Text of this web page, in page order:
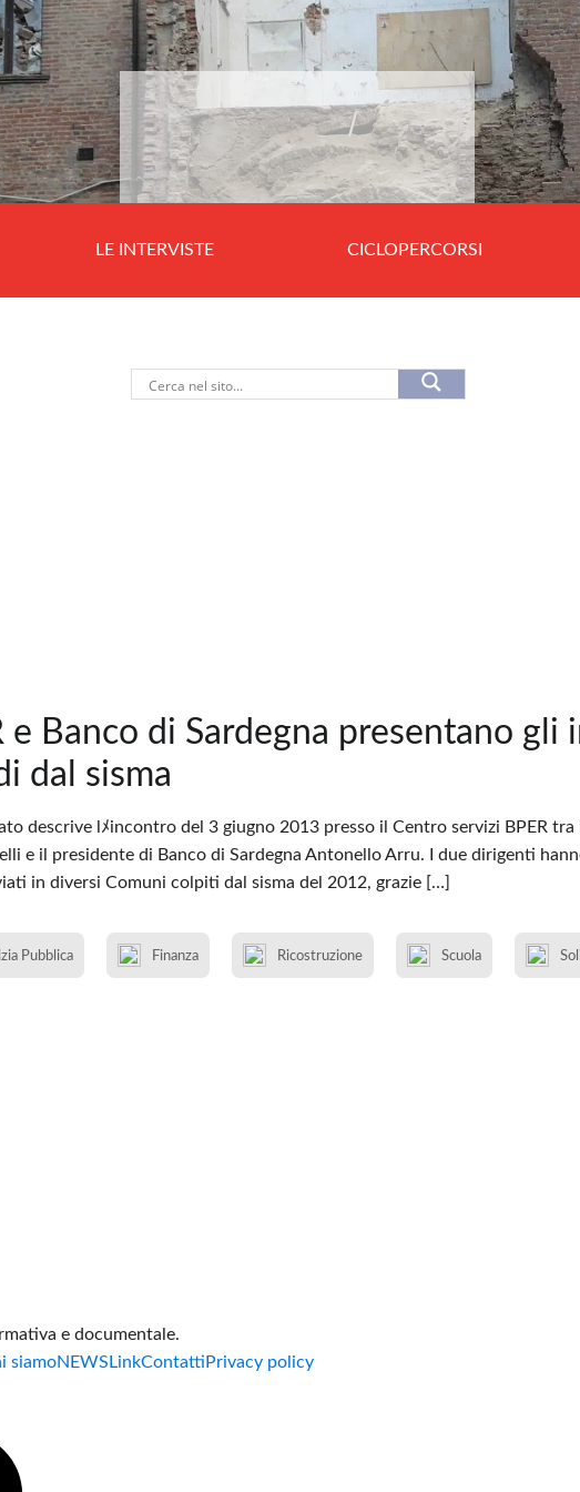
LE INTERVISTE CICLOPERCORSI
e Banco di Sardegna presentano
dal sisma
descrive lﾒincontro del 3 giugno 2013 presso il Centro servizi BPER
e il presidente di Banco di Sardegna Antonello Arru. I due dirigenti
in diversi Comuni colpiti dal sisma del 2012, grazie […]
Pubblica Finanza Ricostruzione Scuola
e documentale.
siamoNEWS LinkContatti Privacy policy